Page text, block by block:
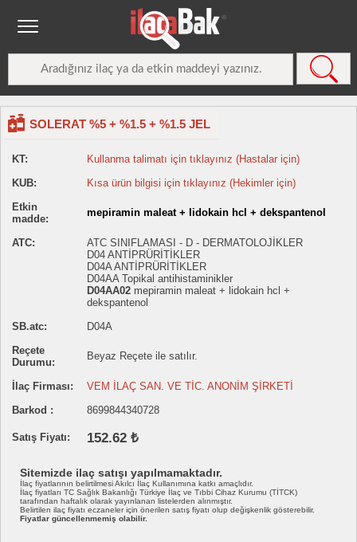
SOLERAT %5 + %1.5 + %1.5 JEL
KT:
Kullanma talimatı için tıklayınız (Hastalar için)
KUB:
Kısa ürün bilgisi için tıklayınız (Hekimler için)
Etkin
madde:
mepiramin maleat + lidokain hcl + dekspantenol
ATC:
ATC SINIFLAMASI - D - DERMATOLOJİKLER
D04 ANTİPRÜRİTİKLER
D04A ANTİPRÜRİTİKLER
D04AA Topikal antihistaminikler
D04AA02 mepiramin maleat + lidokain hcl +
dekspantenol
SB.atc:
D04A
Reçete
Durumu:
Beyaz Reçete ile satılır.
İlaç Firması:
VEM İLAÇ SAN. VE TİC. ANONİM ŞİRKETİ
Barkod :
8699844340728
Satış Fiyatı: 152.62 ₺
Sitemizde ilaç satışı yapılmamaktadır.
İlaç fiyatlarının belirtilmesi Akılcı İlaç Kullanımına katkı amaçlıdır.
İlaç fiyatları TC Sağlık Bakanlığı Türkiye İlaç ve Tıbbi Cihaz Kurumu (TİTCK)
tarafından haftalık olarak yayınlanan listelerden alınmıştır.
Belirtilen ilaç fiyatı eczaneler için önerilen satış fiyatı olup değişkenlik gösterebilir.
Fiyatlar güncellenmemiş olabilir.